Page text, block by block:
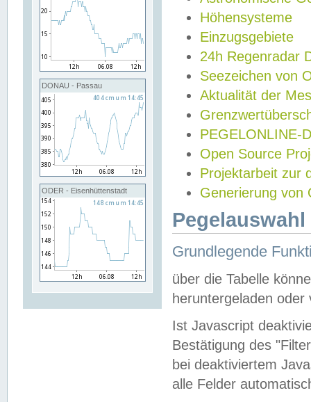
DONAU - Passau
ODER - Eisenhüttenstadt
Höhensysteme
Einzugsgebiete
24h Regenradar
Seezeichen von
Aktualität der
PEGELONLINE-
Open Source
Projektarbeit zur
Generierung von
Grundlegende
über die Tabelle
heruntergeladen oder
Ist Javascript
Bestätigung des
bei deaktiviertem
alle Felder